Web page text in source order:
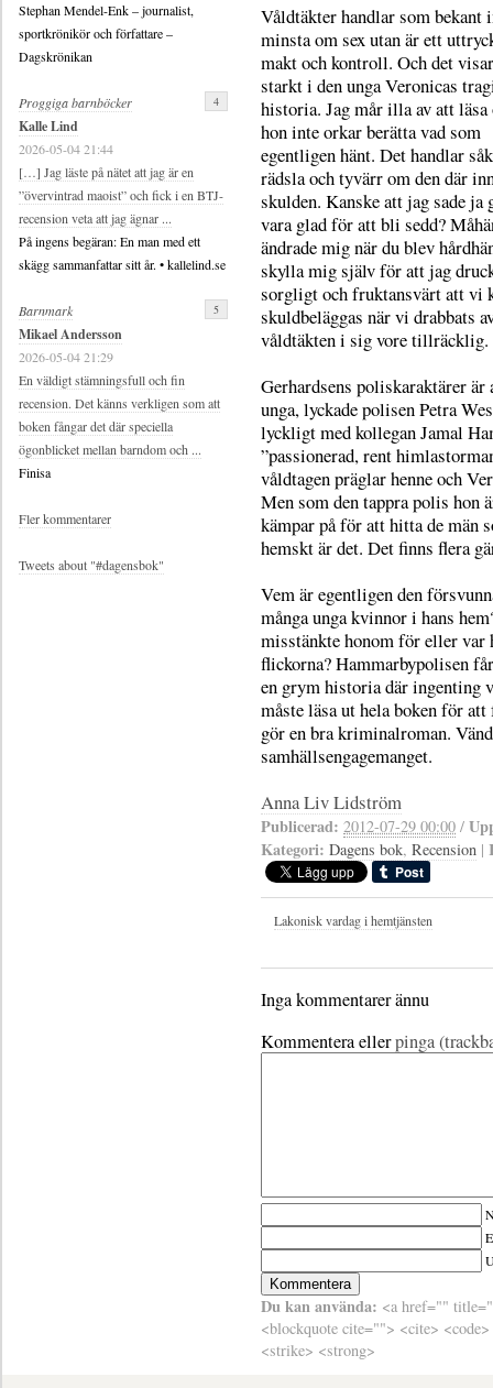
Våldtäkter handlar som bekant
minsta om sex utan är ett
makt och kontroll. Och det
starkt i den unga Veronicas
historia. Jag mår illa av att läsa
hon inte orkar berätta vad som
egentligen hänt. Det handlar
rädsla och tyvärr om den där
skulden. Kanske att jag sade
vara glad för att bli sedd?
ändrade mig när du blev
skylla mig själv för att jag
sorgligt och fruktansvärt att vi
skuldbeläggas när vi drabbats
våldtäkten i sig vore tillräcklig.
Gerhardsens poliskaraktärer
unga, lyckade polisen Petra
lyckligt med kollegan Jamal
”passionerad, rent
våldtagen präglar henne och
Men som den tappra polis hon
kämpar på för att hitta de män
hemskt är det. Det finns flera
Vem är egentligen den
många unga kvinnor i hans
misstänkte honom för eller var
flickorna? Hammarbypolisen
en grym historia där ingenting
måste läsa ut hela boken för
gör en bra kriminalroman.
samhällsengagemanget.
Anna Liv Lidström
Publicerad: 2012-07-29 00:00 /
Kategori: Dagens bok, Recension |
Lakonisk vardag i hemtjänsten
Inga kommentarer ännu
Kommentera ellerpinga
Du kan använda: <a href=""
<blockquote cite=""> <cite>
<strike> <strong>
Stephan Mendel-Enk – journalist,
sportkrönikör och författare –
Dagskrönikan
Proggiga barnböcker
Kalle Lind
2026-05-04 21:44
[…] Jag läste på nätet att jag är en
”övervintrad maoist” och fick i en BTJ-
recension veta att jag ägnar ...
På ingens begäran: En man med ett
skägg sammanfattar sitt år. • kallelind.se
4
Barnmark
Mikael Andersson
2026-05-04 21:29
En väldigt stämningsfull och fin
recension. Det känns verkligen som att
boken fångar det där speciella
ögonblicket mellan barndom och ...
Finisa
5
Fler kommentarer
Tweets about "#dagensbok"